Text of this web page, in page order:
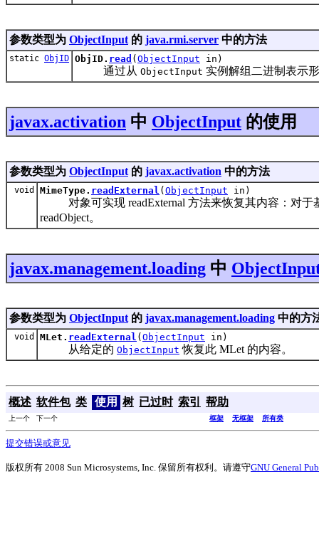
参数类型为 ObjectInput 的 java.rmi.server 中的方法
static ObjID ObjID. read ( ObjectInput in)
通过从 ObjectInput 实例解组二进制表示
javax.activation 中 ObjectInput 的使用
参数类型为 ObjectInput 的 javax.activation 中的方法
void MimeType. readExternal ( ObjectInput in)
对象可实现 readExternal 方法来恢复其内容：对于
readObject。
javax.management.loading 中
参数类型为 ObjectInput 的 javax.management.loading 中的方
void MLet. readExternal ( ObjectInput in)
从给定的 ObjectInput 恢复此 MLet 的内容。
概述 软件包 类 使用 树 已过时 索引 帮助
上一个 下一个 框架 无框架 所有类
提交错误或意见
版权所有 2008 Sun Microsystems, Inc. 保留所有权利。请遵守GNU General